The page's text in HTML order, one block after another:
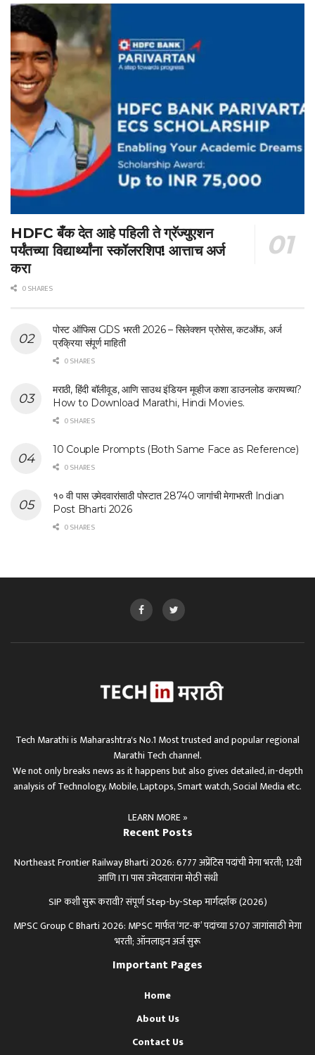
HDFC बँक देत आहे पहिली ते ग्रॅज्युएशन
पर्यंतच्या विद्यार्थ्यांना स्कॉलरशिप! आत्ताच अर्ज
करा
0 SHARES
पोस्ट ऑफिस GDS भरती 2026 – सिलेक्शन प्रोसेस, कटऑफ, अर्ज
प्रक्रिया संपूर्ण माहिती
0 SHARES
मराठी, हिंदी बॉलीवूड, आणि साउथ इंडियन मूव्हीज कशा डाउनलोड करायच्या?
How to Download Marathi, Hindi Movies.
0 SHARES
10 Couple Prompts (Both Same Face as Reference)
0 SHARES
१० वी पास उमेदवारांसाठी पोस्टात 28740 जागांची मेगाभरती Indian
Post Bharti 2026
0 SHARES
Tech Marathi is Maharashtra's No.1 Most trusted and popular regional
Marathi Tech channel.
We not only breaks news as it happens but also gives detailed, in-depth
analysis of Technology, Mobile, Laptops, Smart watch, Social Media etc.
LEARN MORE »
Recent Posts
Northeast Frontier Railway Bharti 2026: 6777 अप्रेंटिस पदांची मेगा भरती; 12वी
आणि ITI पास उमेदवारांना मोठी संधी
SIP कशी सुरू करावी? संपूर्ण Step-by-Step मार्गदर्शक (2026)
MPSC Group C Bharti 2026: MPSC मार्फत ‘गट-क’ पदांच्या 5707 जागांसाठी मेगा
भरती; ऑनलाइन अर्ज सुरू
Important Pages
Home
About Us
Contact Us